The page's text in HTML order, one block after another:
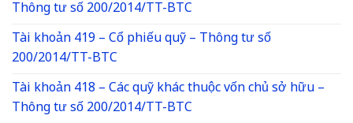
Thông tư số 200/2014/TT-BTC
Tài khoản 419 – Cổ phiếu quỹ – Thông tư số
200/2014/TT-BTC
Tài khoản 418 – Các quỹ khác thuộc vốn chủ sở hữu –
Thông tư số 200/2014/TT-BTC